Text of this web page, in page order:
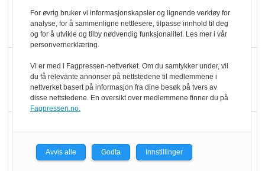
Potetball, kylling og 98
oktan
KBS-bransjen i
endring: Stadig større
serveringstilbud
i dagligvare
For øvrig bruker vi informasjonskapsler og lignende verktøy for
analyse, for å sammenligne nettlesere, tilpasse innhold til deg
og for å utvikle og tilby nødvendig funksjonalitet. Les mer i vår
personvernerklæring.
Vi er med i Fagpressen-nettverket. Om du samtykker under, vil
du få relevante annonser på nettstedene til medlemmene i
nettverket basert på informasjon fra dine besøk på tvers av
disse nettstedene. En oversikt over medlemmene finner du på
Fagpressen.no.
Avvis alle Godta Innstillinger